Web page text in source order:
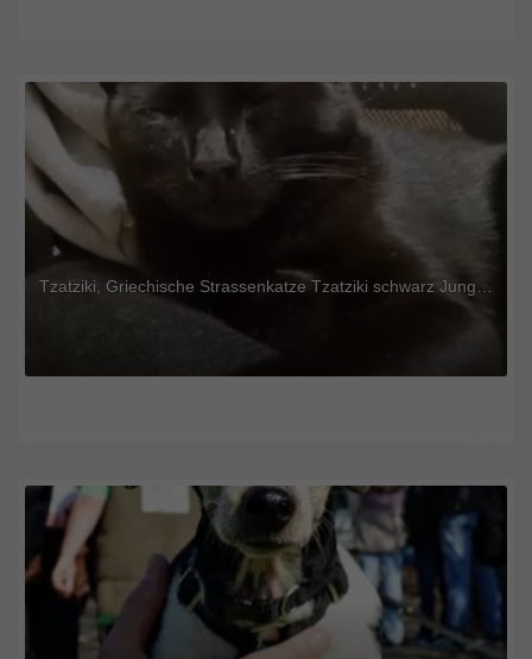
Tzatziki, Griechische Strassenkatze Tzatziki schwarz Jungtier - Kater